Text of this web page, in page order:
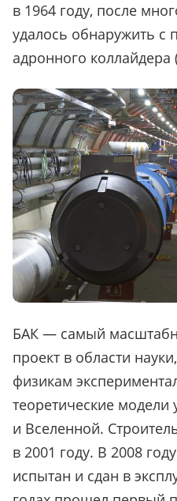
в 1964 году, после
удалось обнаружить
адронного коллайдера
БАК — самый
проект в области
физикам
теоретические модели
и Вселенной.
в 2001 году. В 2008
испытан и сдан в